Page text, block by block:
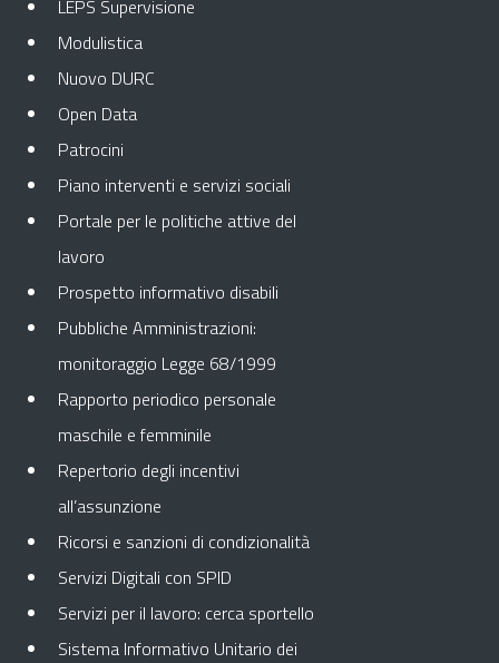
LEPS Supervisione
Modulistica
Nuovo DURC
Open Data
Patrocini
Piano interventi e servizi sociali
Portale per le politiche attive del
lavoro
Prospetto informativo disabili
Pubbliche Amministrazioni:
monitoraggio Legge 68/1999
Rapporto periodico personale
maschile e femminile
Repertorio degli incentivi
all’assunzione
Ricorsi e sanzioni di condizionalità
Servizi Digitali con SPID
Servizi per il lavoro: cerca sportello
Sistema Informativo Unitario dei